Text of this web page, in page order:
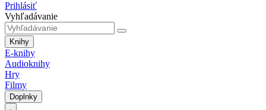
Prihlásiť
Vyhľadávanie
Knihy
E-knihy
Audioknihy
Hry
Filmy
Doplnky